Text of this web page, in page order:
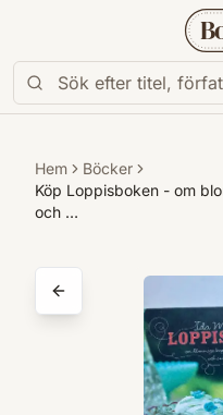
Hem
Böcker
Köp Loppisboken - om
och …